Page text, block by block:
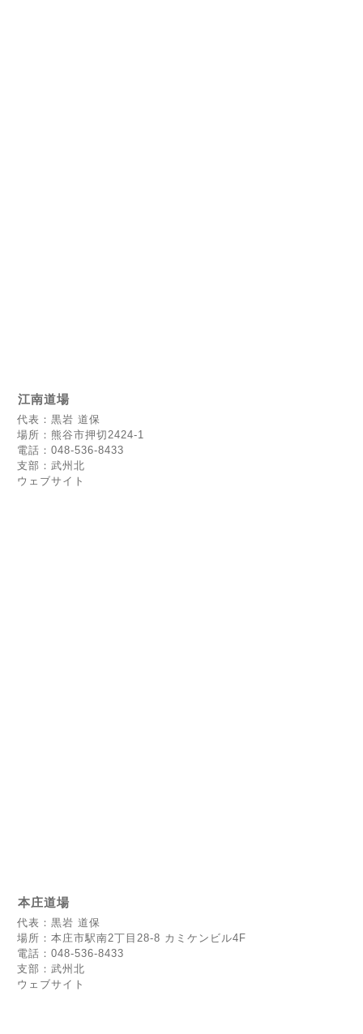
江南道場
代表：黒岩 道保
場所：熊谷市押切2424-1
電話：048-536-8433
支部：武州北
ウェブサイト
本庄道場
代表：黒岩 道保
場所：本庄市駅南2丁目28-8 カミケンビル4F
電話：048-536-8433
支部：武州北
ウェブサイト